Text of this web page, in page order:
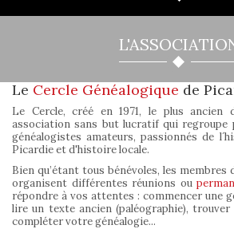
Le Cercle Généalogique de
Le Cercle, créé en 1971, le plus
association sans but lucratif qui regroupe
généalogistes amateurs, passionnés de
Picardie et d'histoire locale.
Bien qu’étant tous bénévoles, les membres
organisent différentes réunions ou
répondre à vos attentes : commencer une
lire un texte ancien (paléographie), trouver
compléter votre généalogie...